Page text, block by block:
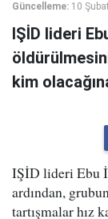
Güncelleme: 10
IŞİD lideri
kim
IŞİD lideri Ebu
ardından,
tartışmalar hız